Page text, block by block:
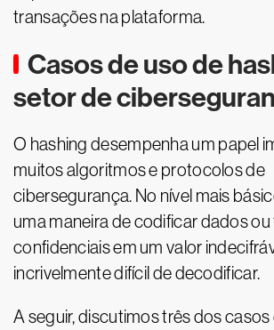
transações na plataforma.
Casos de uso de
setor de
O hashing desempenha um papel
muitos algoritmos e protocolos de
cibersegurança. No nível mais
uma maneira de codificar dados
confidenciais em um valor
incrivelmente difícil de decodificar.
A seguir, discutimos três dos casos